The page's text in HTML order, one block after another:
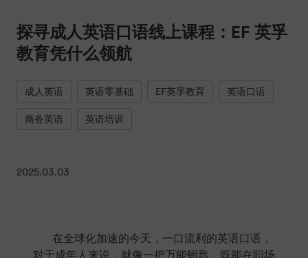
探寻成人英语口语线上课程：EF 英孚
教育凭什么领航
成人英语 英语零基础 EF英孚教育
英语口语
商务英语
英语培训
2025.03.03
在全球化加速的今天，一口流利的英语口语，
对于成年人来说，就像一把万能钥匙，既能在职场